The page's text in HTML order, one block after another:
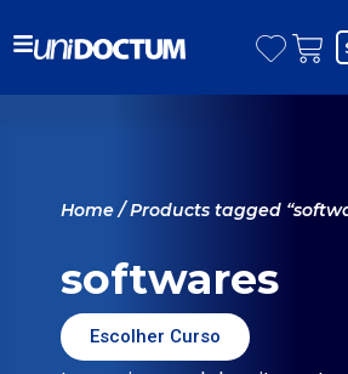
Home/ Products tagged
softwares
Escolher Curso